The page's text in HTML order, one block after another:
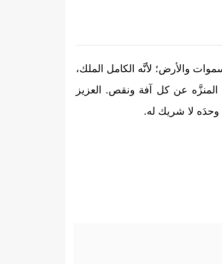
والأرض؛ لأنَّه الكامل الملك،
المنزَّه عن كل آفة ونقص. العزيز
وحدَه لا شريك له.